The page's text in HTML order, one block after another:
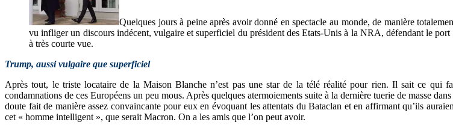
Quelques jours à peine après avoir donné en spectacle au monde, de manière
vu infliger un discours indécent, vulgaire et superficiel du président des Etats-Unis à la NRA, défendant le
à très courte vue.
Trump, aussi vulgaire que superficiel
Après tout, le triste locataire de la Maison Blanche n’est pas une star de la télé réalité pour rien. Il sait ce qui
condamnations de ces Européens un peu mous. Après quelques atermoiements suite à la dernière tuerie de masse
doute fait de manière assez convaincante pour eux en évoquant les attentats du Bataclan et en affirmant qu’ils
cet « homme intelligent », que serait Macron. On a les amis que l’on peut avoir.